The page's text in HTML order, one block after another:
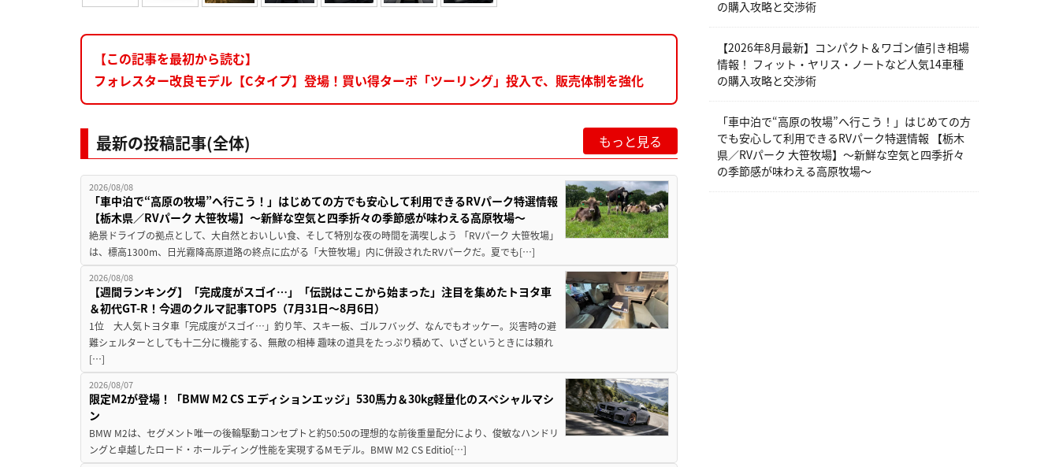
【この記事を最初から読む】
フォレスター改良モデル【Cタイプ】登場！買い得ターボ「ツーリング」投入で、販売体制を強化
最新の投稿記事(全体) もっと見る
2026/08/08
「車中泊で“高原の牧場”へ行こう！」はじめての方でも安心して利用できるRVパーク特選情報
【栃木県／RVパーク 大笹牧場】～新鮮な空気と四季折々の季節感が味わえる高原牧場～
絶景ドライブの拠点として、大自然とおいしい食、そして特別な夜の時間を満喫しよう 「RVパーク 大笹牧場」
は、標高1300m、日光霧降高原道路の終点に広がる「大笹牧場」内に併設されたRVパークだ。夏でも[…]
2026/08/08
【週間ランキング】「完成度がスゴイ…」「伝説はここから始まった」注目を集めたトヨタ車
＆初代GT-R！今週のクルマ記事TOP5（7月31日〜8月6日）
1位 大人気トヨタ車「完成度がスゴイ…」釣り竿、スキー板、ゴルフバッグ、なんでもオッケー。災害時の避
難シェルターとしても十二分に機能する、無敵の相棒 趣味の道具をたっぷり積めて、いざというときには頼れ
[…]
2026/08/07
限定M2が登場！「BMW M2 CS エディションエッジ」530馬力＆30kg軽量化のスペシャルマシ
ン
BMW M2は、セグメント唯一の後輪駆動コンセプトと約50:50の理想的な前後重量配分により、俊敏なハンドリ
ングと卓越したロード・ホールディング性能を実現するMモデル。BMW M2 CS Editio[…]
の購入攻略と交渉術
【2026年8月最新】コンパクト＆ワゴン値引き相場
情報！ フィット・ヤリス・ノートなど人気14車種
の購入攻略と交渉術
「車中泊で“高原の牧場”へ行こう！」はじめての方
でも安心して利用できるRVパーク特選情報 【栃木
県／RVパーク 大笹牧場】～新鮮な空気と四季折々
の季節感が味わえる高原牧場～